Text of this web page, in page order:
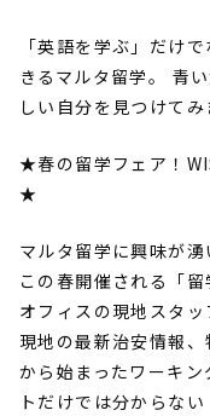
「英語を学ぶ」だけ
きるマルタ留学。
青
しい自分を見つけてみ
★春の留学フェア！
★
マルタ留学に興味が
この春開催される「
オフィスの現地スタッ
現地の最新治安情報
から始まったワーキ
トだけでは分からな